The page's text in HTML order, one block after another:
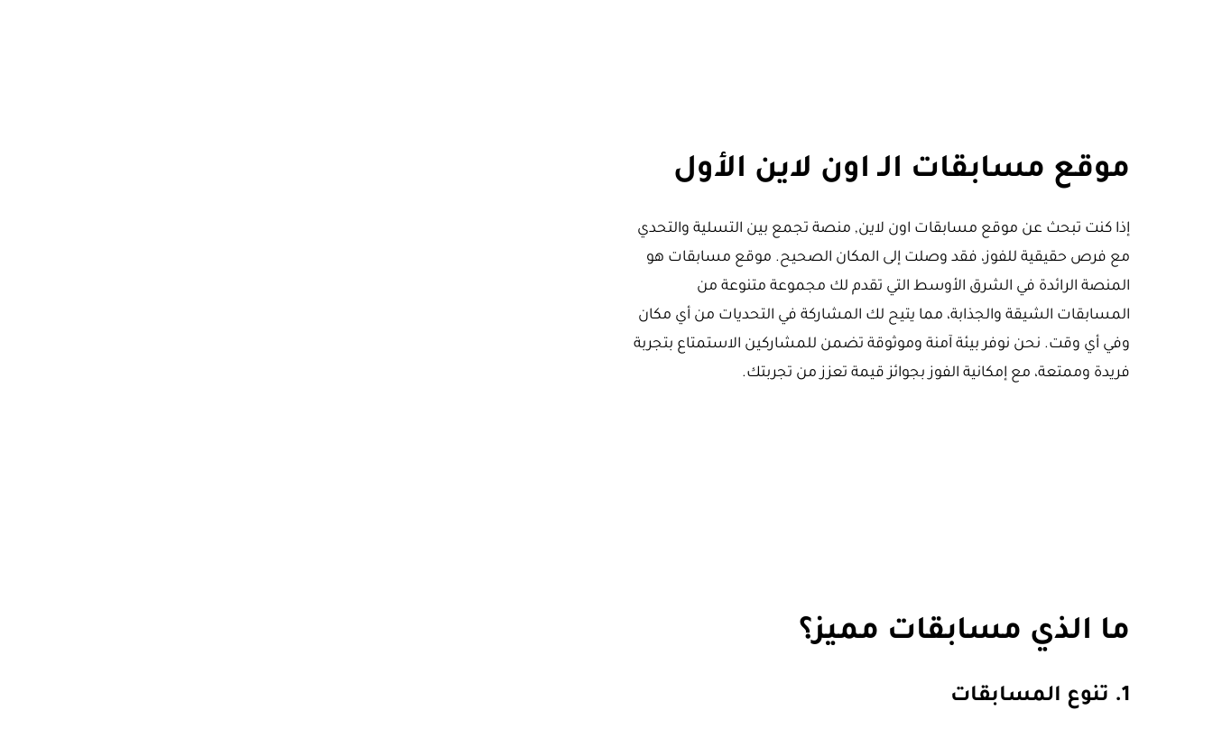
موقع مسابقات الـ اون لاين الأول
إذا كنت تبحث عن موقع مسابقات اون لاين, منصة تجمع بين التسلية والتحدي
مع فرص حقيقية للفوز، فقد وصلت إلى المكان الصحيح. موقع مسابقات هو
المنصة الرائدة في الشرق الأوسط التي تقدم لك مجموعة متنوعة من
المسابقات الشيقة والجذابة، مما يتيح لك المشاركة في التحديات من أي مكان
وفي أي وقت. نحن نوفر بيئة آمنة وموثوقة تضمن للمشاركين الاستمتاع بتجربة
فريدة وممتعة، مع إمكانية الفوز بجوائز قيمة تعزز من تجربتك.
ما الذي مسابقات مميز؟
1. تنوع المسابقات